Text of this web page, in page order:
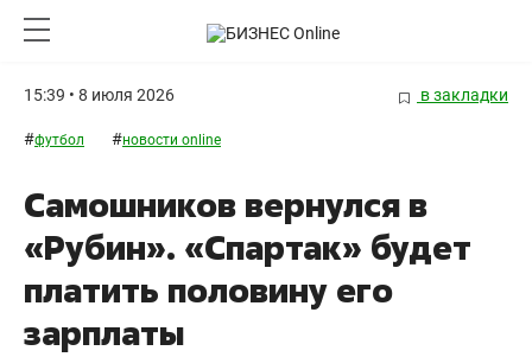
15:39 • 8 июля 2026 в закладки
#футбол #новости online
Самошников вернулся в
«Рубин». «Спартак» будет
платить половину его
зарплаты